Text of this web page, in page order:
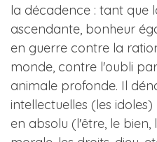
la décadence : tant que
ascendante, bonheur
en guerre contre la
monde, contre l'oubli
animale profonde. Il
intellectuelles (les
en absolu (l'être, le